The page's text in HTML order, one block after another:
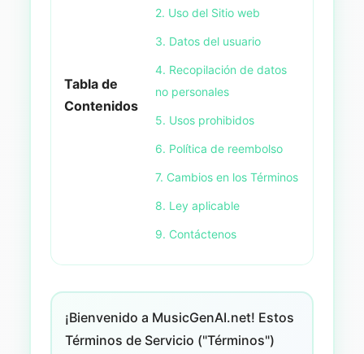
Tabla de
Contenidos
2. Uso del Sitio web
3. Datos del usuario
4. Recopilación de datos
no personales
5. Usos prohibidos
6. Política de reembolso
7. Cambios en los Términos
8. Ley aplicable
9. Contáctenos
¡Bienvenido a MusicGenAI.net! Estos
Términos de Servicio ("Términos")